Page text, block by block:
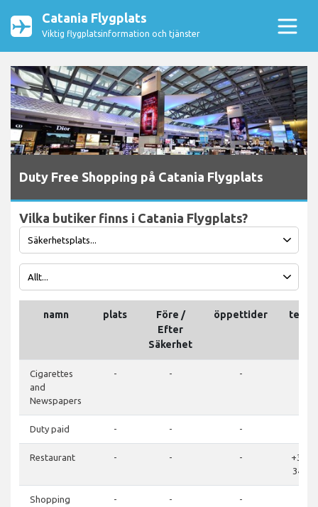
Catania Flygplats
Viktig flygplatsinformation och tjänster
Duty Free Shopping på Catania Flygplats
Vilka butiker finns i Catania Flygplats?
namn plats
Före /
Efter
Säkerhet
öppettider
Cigarettes
and
Newspapers
- - -
Duty paid - - -
Restaurant - - -
+39
Shopping
- - -